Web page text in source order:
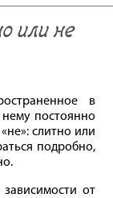
или не
в
нему постоянно
слитно или
подробно,
от